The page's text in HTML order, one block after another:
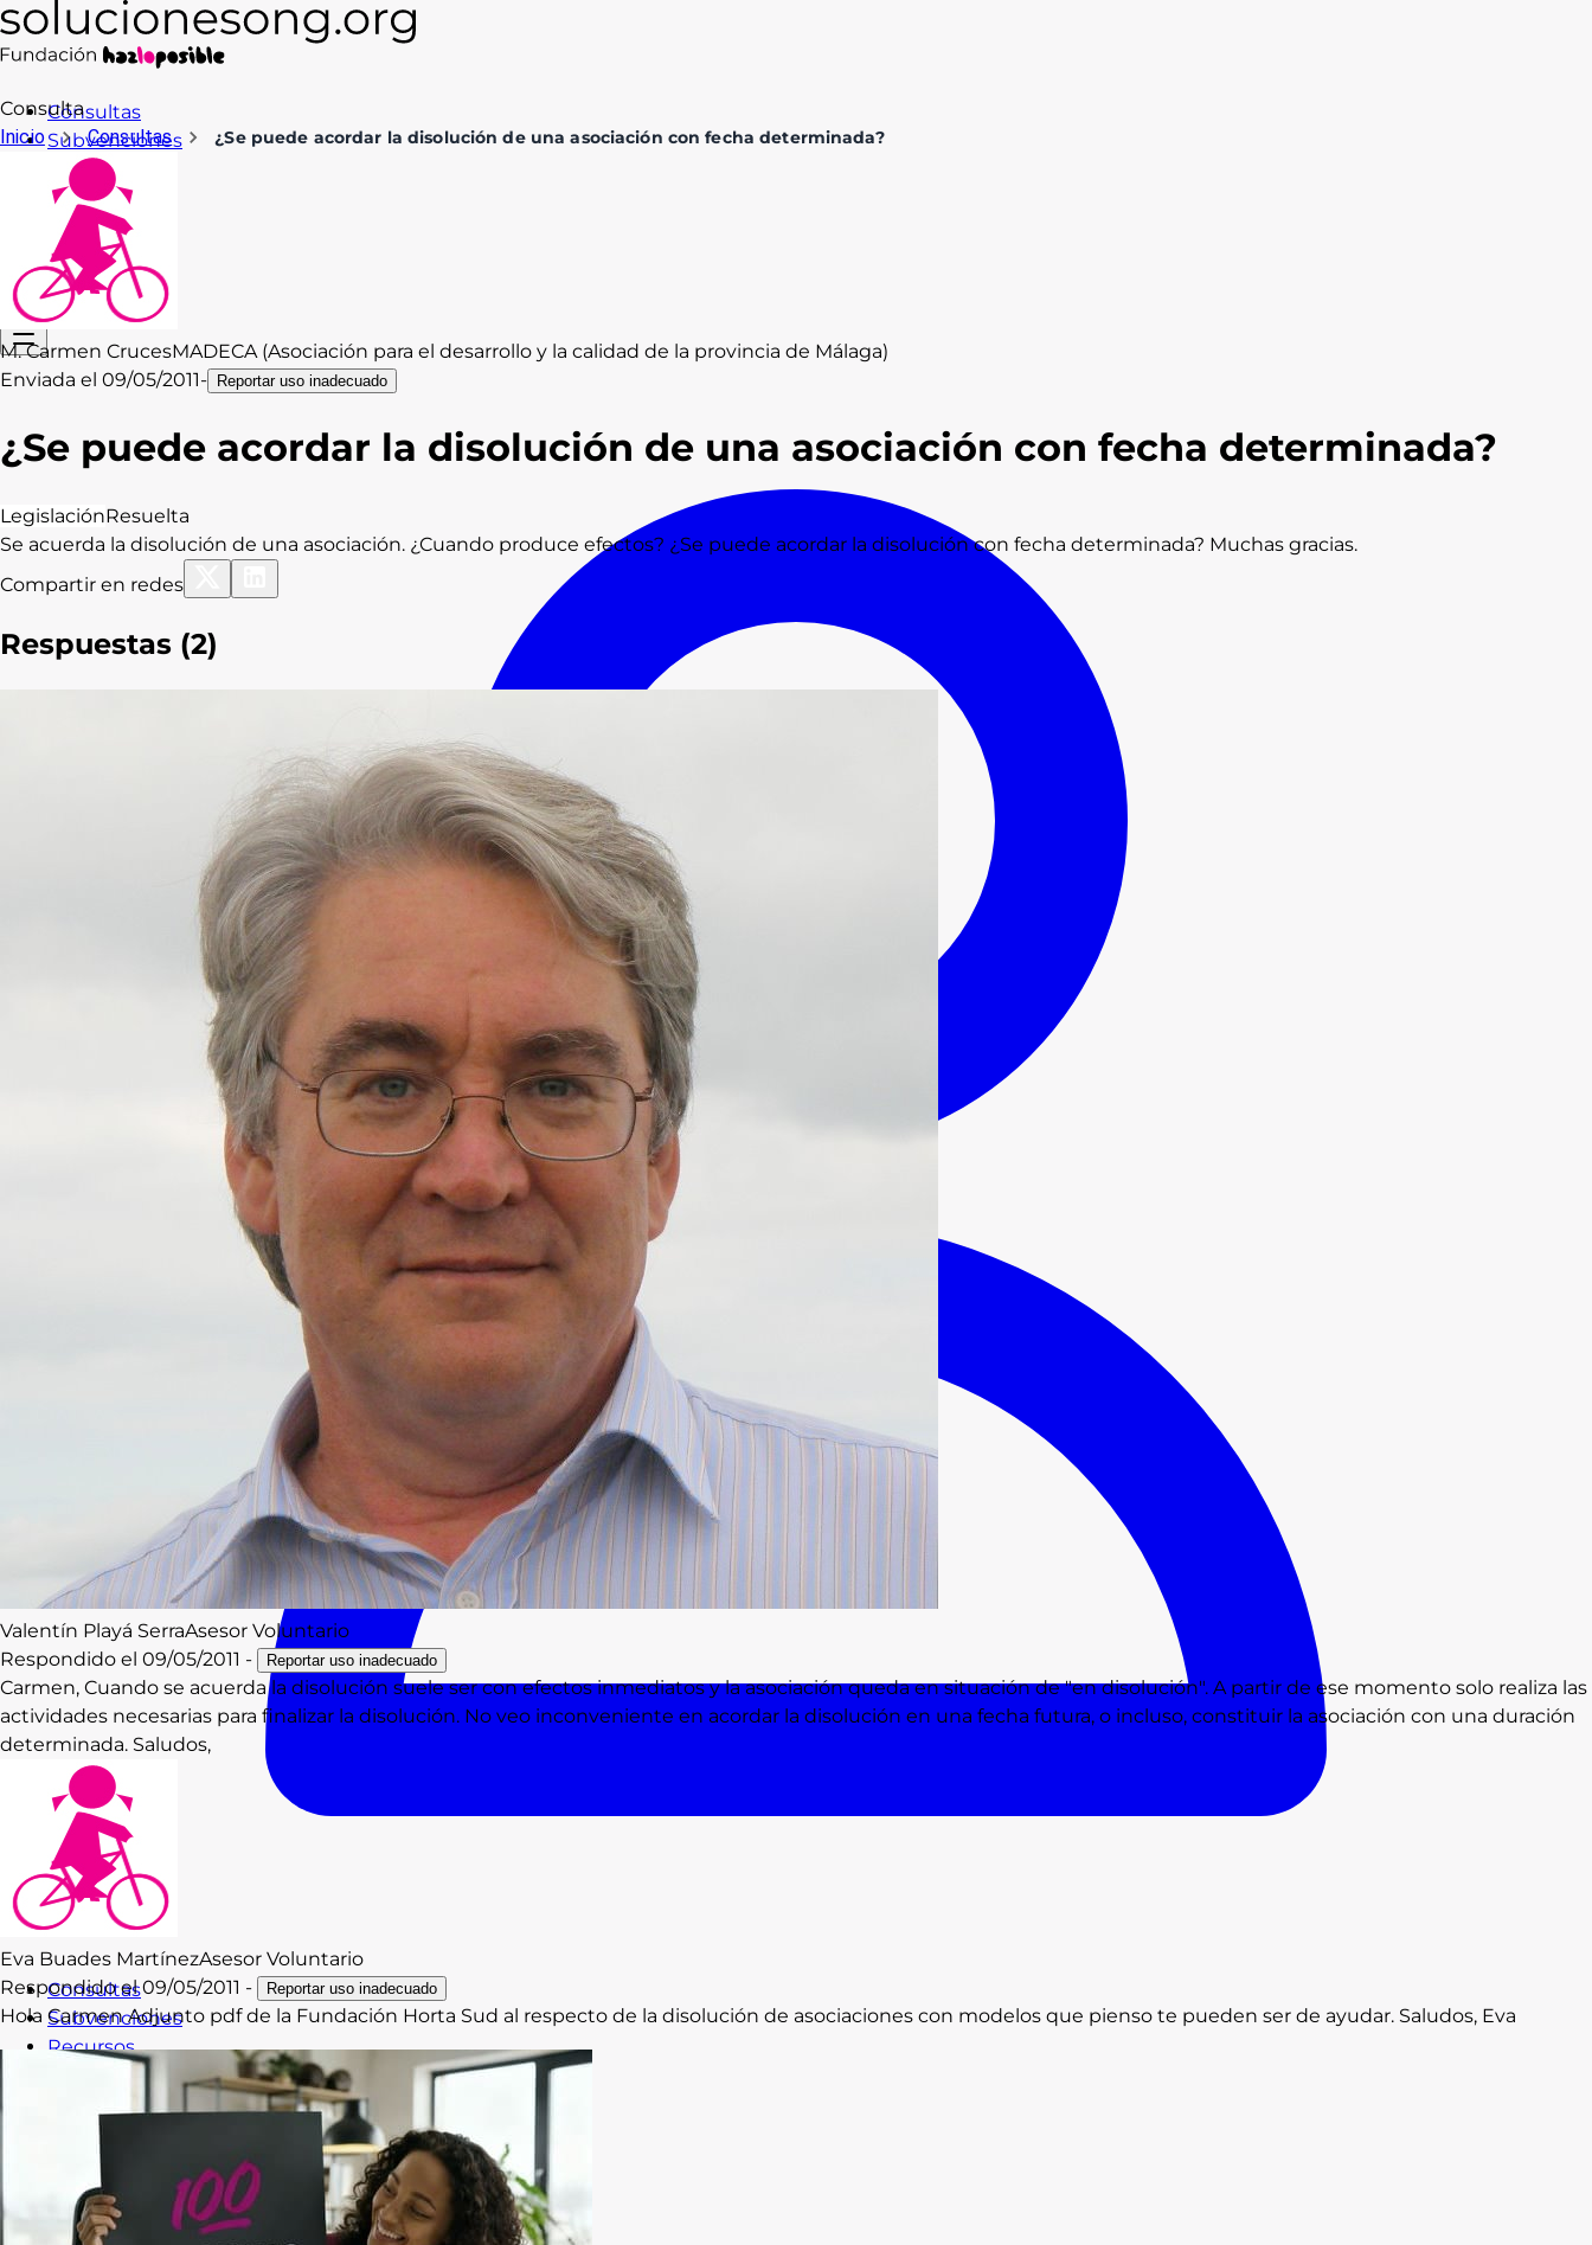
Consultas
Subvenciones
Formación
Recursos
Blog
Contacto
Acceso
Consultas
Subvenciones
Recursos
Formación
Contacto
Iniciar Sesión
Consulta
Inicio
Consultas ¿Se puede acordar la disolución de una asociación con fecha determinada?
M. Carmen CrucesMADECA (Asociación para el desarrollo y la calidad de la provincia de Málaga)
Enviada el 09/05/2011- Reportar uso inadecuado
¿Se puede acordar la disolución de una asociación con fecha determinada?
LegislaciónResuelta
Se acuerda la disolución de una asociación. ¿Cuando produce efectos? ¿Se puede acordar la disolución con fecha determinada? Muchas gracias.
Compartir en redes
Respuestas (2)
Valentín Playá SerraAsesor Voluntario
Respondido el 09/05/2011 - Reportar uso inadecuado
Carmen, Cuando se acuerda la disolución suele ser con efectos inmediatos y la asociación queda en situación de "en disolución". A partir de ese momento solo realiza las
actividades necesarias para finalizar la disolución. No veo inconveniente en acordar la disolución en una fecha futura, o incluso, constituir la asociación con una duración
determinada. Saludos,
Eva Buades MartínezAsesor Voluntario
Respondido el09/05/2011 - Reportar uso inadecuado
Hola Carmen Adjunto pdf de la Fundación Horta Sud al respecto de la disolución de asociaciones con modelos que pienso te pueden ser de ayudar. Saludos, Eva